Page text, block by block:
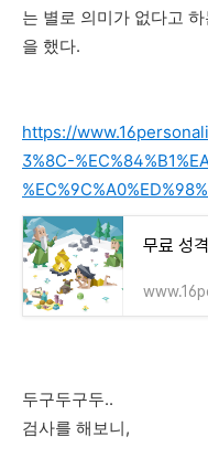
는 별로 의미가 없다고
을 했다.
https://
3%8C-
무료 성
두구두구두..
검사를 해보니,